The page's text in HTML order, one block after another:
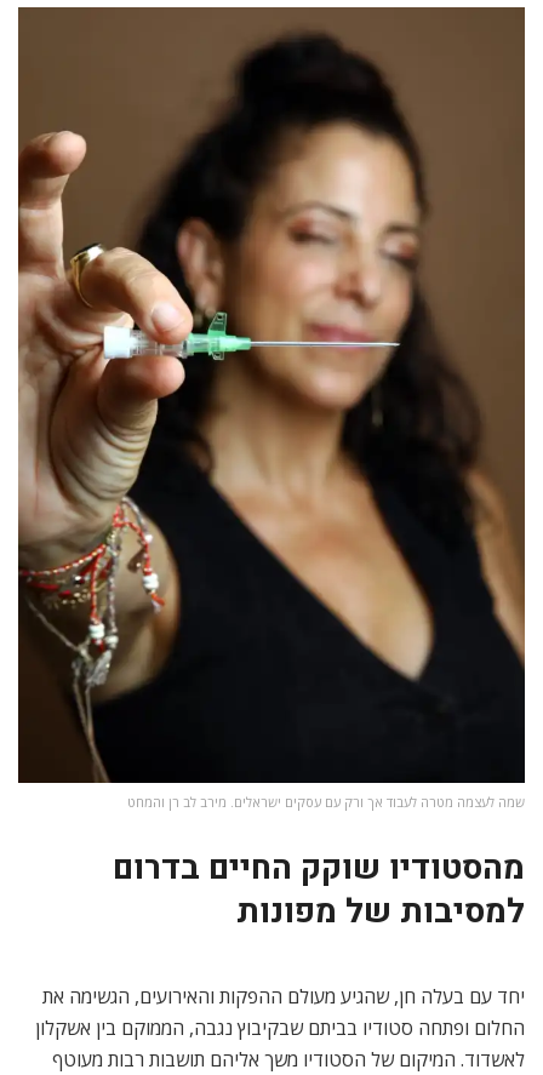
שמה לעצמה מטרה לעבוד אך ורק עם עסקים ישראלים. מירב לב רן והמחט
מהסטודיו שוקק החיים בדרום
למסיבות של מפונות
יחד עם בעלה חן, שהגיע מעולם ההפקות והאירועים, הגשימה את
החלום ופתחה סטודיו בביתם שבקיבוץ נגבה, הממוקם בין אשקלון
לאשדוד. המיקום של הסטודיו משך אליהם תושבות רבות מעוטף